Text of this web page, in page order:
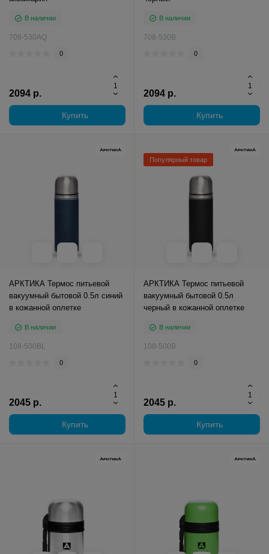
В наличии
708-530AQ
0
2094 р.
Купить
В наличии
708-530B
0
2094 р.
Купить
АРКТИКА Термос питьевой
вакуумный бытовой 0.5л синий
в кожанной оплетке
В наличии
108-500BL
0
2045 р.
Купить
Популярный товар
АРКТИКА Термос питьевой
вакуумный бытовой 0.5л
черный в кожанной оплетке
В наличии
108-500B
0
2045 р.
Купить